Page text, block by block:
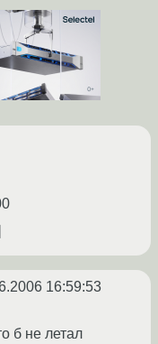
16:59:53
б не летал